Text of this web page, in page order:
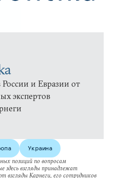
и Евразии от
экспертов
Украина
позиций по вопросам
здесь взгляды принадлежат
Карнеги, его сотрудников